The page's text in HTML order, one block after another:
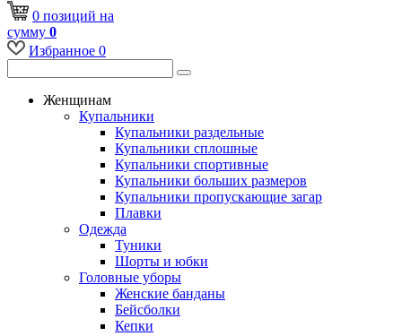
0 позиций на
сумму 0
Избранное 0
Женщинам
Купальники
Купальники раздельные
Купальники сплошные
Купальники спортивные
Купальники больших размеров
Купальники пропускающие загар
Плавки
Одежда
Туники
Шорты и юбки
Головные уборы
Женские банданы
Бейсболки
Кепки